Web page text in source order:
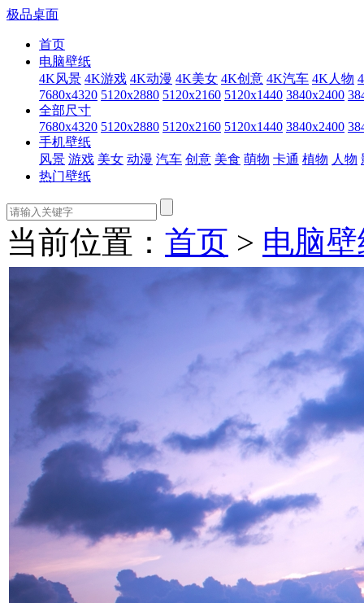
极品桌面
首页
电脑壁纸
4K风景 4K游戏 4K动漫 4K美女 4K创意 4K汽车 4K人物
7680x4320 5120x2880 5120x2160 5120x1440 3840x2400
全部尺寸
7680x4320 5120x2880 5120x2160 5120x1440 3840x2400
手机壁纸
风景 游戏 美女 动漫 汽车 创意 美食 萌物 卡通 植物 人物
热门壁纸
当前位置： 首页 > 电脑